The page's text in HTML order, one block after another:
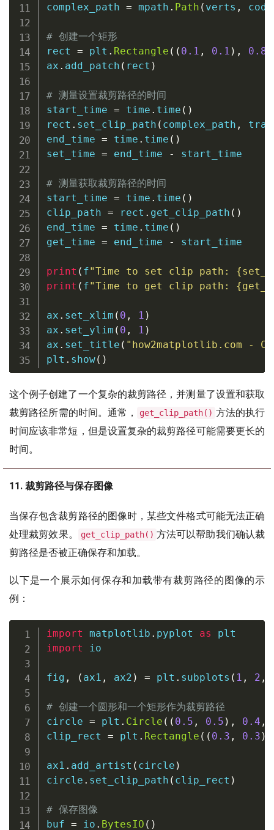
complex_path = mpath . Path ( verts ,
# 创建一个矩形
rect = plt . Rectangle ( ( 0.1 , 0.1 ) , 0.8
ax . add_patch ( rect )
# 测量设置裁剪路径的时间
start_time = time . time ( )
rect . set_clip_path ( complex_path ,
end_time = time . time ( )
set_time = end_time - start_time
# 测量获取裁剪路径的时间
start_time = time . time ( )
clip_path = rect . get_clip_path ( )
end_time = time . time ( )
get_time = end_time - start_time
print ( f"Time to set clip path: {
print ( f"Time to get clip path: {
ax . set_xlim ( 0 , 1 )
ax . set_ylim ( 0 , 1 )
ax . set_title ( "how2matplotlib.com -
plt . show( )
这个例子创建了一个复杂的裁剪路径，并测量了设置和获取
裁剪路径所需的时间。通常，
get_clip_path() 方法的执行
时间应该非常短，但是设置复杂的裁剪路径可能需要更长的
时间。
11. 裁剪路径与保存图像
当保存包含裁剪路径的图像时，某些文件格式可能无法正确
处理裁剪效果。
get_clip_path() 方法可以帮助我们确认裁
剪路径是否被正确保存和加载。
以下是一个展示如何保存和加载带有裁剪路径的图像的示
例：
import matplotlib . pyplot as
import io
fig , ( ax1 , ax2 ) = plt . subplots ( 1 , 2 ,
# 创建一个圆形和一个矩形作为裁剪路径
circle = plt . Circle ( ( 0.5 , 0.5 ) , 0.4 ,
clip_rect = plt . Rectangle ( ( 0.3 , 0.3 )
ax1 . add_artist ( circle )
circle . set_clip_path ( clip_rect )
# 保存图像
buf = io . BytesIO ( )